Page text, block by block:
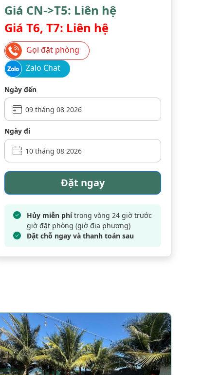
Giá CN->T5: Liên hệ
Giá T6, T7: Liên hệ
Gọi đặt phòng
Zalo Chat
Ngày đến
Ngày đi
Đặt ngay
Hủy miễn phítrong vòng 24 giờ trước
giờ đặt phòng (giờ địa phương)
Đặt chỗ ngay và thanh toán sau